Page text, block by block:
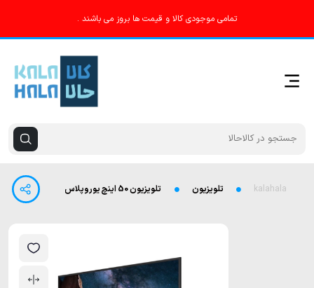
تمامی موجودی کالا و قیمت ها بروز می باشند .
kalahala تلویزیون تلویزیون 50 اینچ یوروپلاس مدل ETAD50